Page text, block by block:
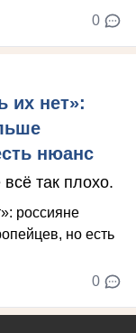
0
их нет»:
нюанс
так плохо.
0